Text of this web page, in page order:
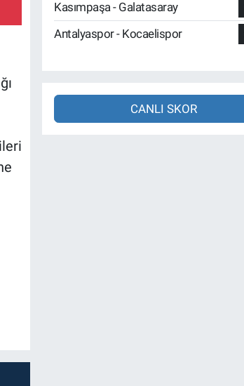
Kasımpaşa - Galatasaray
Antalyaspor - Kocaelispor
CANLI SKOR